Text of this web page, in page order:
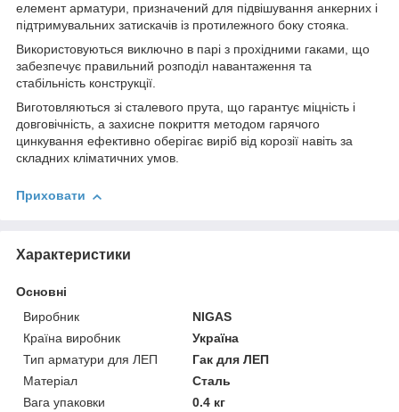
елемент арматури, призначений для підвішування анкерних і
підтримувальних затискачів із протилежного боку стояка.
Використовуються виключно в парі з прохідними гаками, що
забезпечує правильний розподіл навантаження та
стабільність конструкції.
Виготовляються зі сталевого прута, що гарантує міцність і
довговічність, а захисне покриття методом гарячого
цинкування ефективно оберігає виріб від корозії навіть за
складних кліматичних умов.
Приховати
Характеристики
Основні
Виробник
NIGAS
Країна виробник
Україна
Тип арматури для ЛЕП
Гак для ЛЕП
Матеріал
Сталь
Вага упаковки
0.4 кг